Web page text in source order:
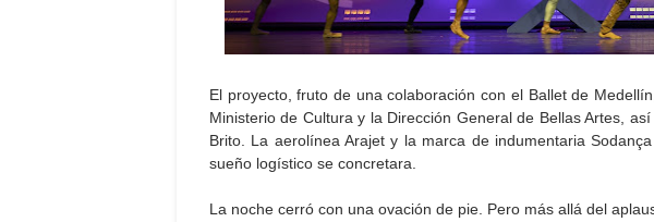
El proyecto, fruto de una colaboración con el Ballet de
Ministerio de Cultura y la Dirección General de Bellas Artes,
Brito. La aerolínea Arajet y la marca de indumentaria
sueño logístico se concretara.
La noche cerró con una ovación de pie. Pero más allá del